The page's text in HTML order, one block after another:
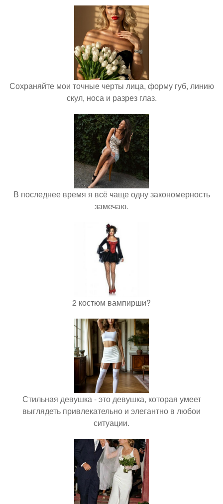
Сохраняйте мои точные черты лица, форму губ, линию
скул, носа и разрез глаз.
В последнее время я всё чаще одну закономерность
замечаю.
2 костюм вампирши?
Стильная девушка - это девушка, которая умеет
выглядеть привлекательно и элегантно в любои
ситуации.